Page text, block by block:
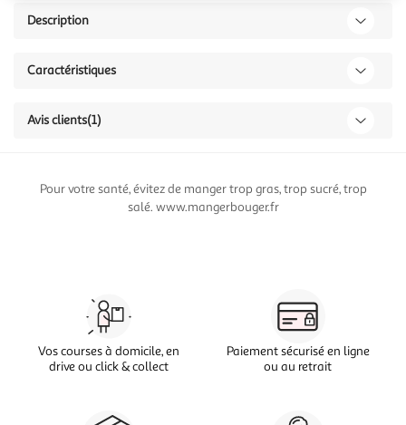
Description
Caractéristiques
Avis clients(1)
Pour votre santé, évitez de manger trop gras, trop sucré, trop
salé. www.mangerbouger.fr
Vos courses à domicile, en
drive ou click & collect
Paiement sécurisé en ligne
ou au retrait